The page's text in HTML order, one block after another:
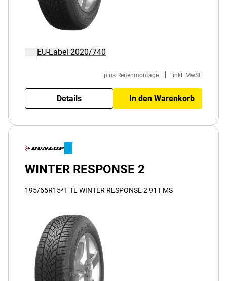
EU-Label 2020/740
plus Reifenmontage | inkl. MwSt.
Details In den Warenkorb
WINTER RESPONSE 2
195/65R15*T TL WINTER RESPONSE 2 91T MS